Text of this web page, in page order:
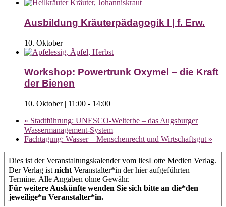
Ausbildung Kräuterpädagogik I | f. Erw.
10. Oktober
Workshop: Powertrunk Oxymel – die Kraft
der Bienen
10. Oktober | 11:00 - 14:00
« Stadtführung: UNESCO-Welterbe – das Augsburger
Wassermanagement-System
Fachtagung: Wasser – Menschenrecht und Wirtschaftsgut »
Dies ist der Veranstaltungskalender vom liesLotte Medien Verlag.
Der Verlag ist nicht Veranstalter*in der hier aufgeführten
Termine. Alle Angaben ohne Gewähr.
Für weitere Auskünfte wenden Sie sich bitte an die*den
jeweilige*n Veranstalter*in.